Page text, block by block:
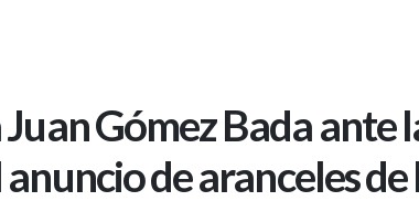
Gómez Bada ante
anuncio de aranceles